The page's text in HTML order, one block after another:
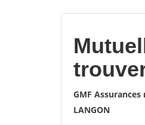
GMF
LANGON